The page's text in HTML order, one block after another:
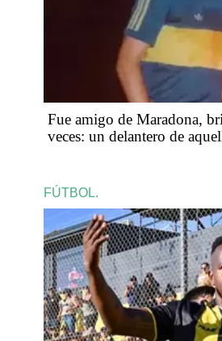
Fue amigo de Maradona,
veces: un delantero de
FÚTBOL.